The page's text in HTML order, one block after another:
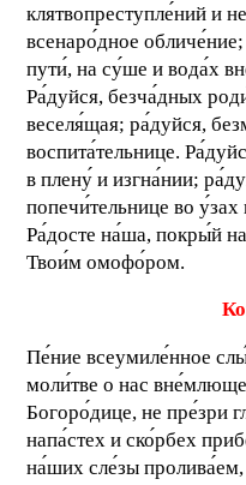
клятвопреступле́ний и
всенаро́дное
пути́, на су́ше и вода́х
Ра́дуйся, безча́дных
веселя́щая; ра́дуйся,
воспита́тельнице.
в плену́ и изгна́нии;
попечи́тельнице во
Ра́досте на́ша, покры́й
Твои́м омофо́ром.
Пе́ние всеумиле́нное
моли́тве о нас
Богоро́дице, не пре́зри
напа́стех и ско́рбех
на́ших сле́зы